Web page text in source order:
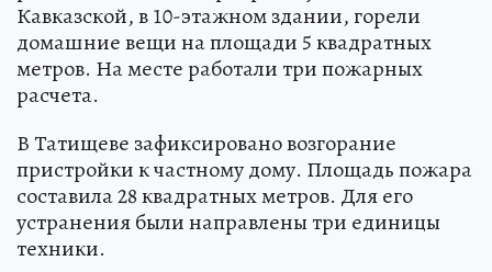
Кавказской, в 10-этажном здании, горели
домашние вещи на площади 5 квадратных
метров. На месте работали три пожарных
расчета.
В Татищеве зафиксировано возгорание
пристройки к частному дому. Площадь пожара
составила 28 квадратных метров. Для его
устранения были направлены три единицы
техники.